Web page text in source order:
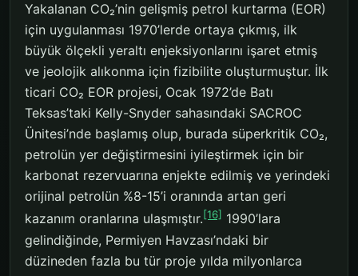
Yakalanan CO₂’nin gelişmiş petrol kurtarma (EOR)
için uygulanması 1970’lerde ortaya çıkmış, ilk
büyük ölçekli yeraltı enjeksiyonlarını işaret etmiş
ve jeolojik alıkonma için fizibilite oluşturmuştur. İlk
ticari CO₂ EOR projesi, Ocak 1972’de Batı
Teksas’taki Kelly-Snyder sahasındaki SACROC
Ünitesi’nde başlamış olup, burada süperkritik CO₂,
petrolün yer değiştirmesini iyileştirmek için bir
karbonat rezervuarına enjekte edilmiş ve yerindeki
orijinal petrolün %8-15’i oranında artan geri
kazanım oranlarına ulaşmıştır.[16] 1990’lara
gelindiğinde, Permiyen Havzası’ndaki bir
düzineden fazla bu tür proje yılda milyonlarca